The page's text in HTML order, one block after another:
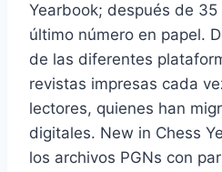
Yearbook; después de
último número en papel.
de las diferentes
revistas impresas cada
lectores, quienes han
digitales. New in Chess
los archivos PGNs con